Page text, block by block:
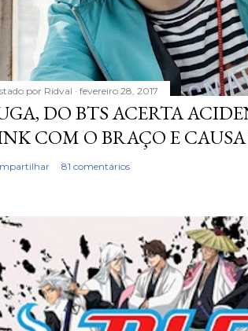
por Ridval fevereiro 28, 2017
DO BTS ACERTA
COM O BRAÇO E
81 comentários